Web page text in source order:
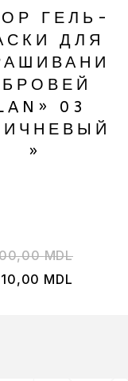
ГЕЛЬ-
ДЛЯ
03
»
MDL
MDL